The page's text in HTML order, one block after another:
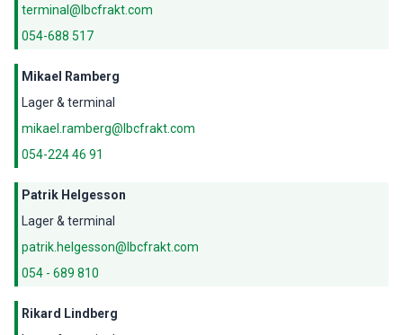
terminal@lbcfrakt.com
054-688 517
Mikael Ramberg
Lager & terminal
mikael.ramberg@lbcfrakt.com
054-224 46 91
Patrik Helgesson
Lager & terminal
patrik.helgesson@lbcfrakt.com
054 - 689 810
Rikard Lindberg